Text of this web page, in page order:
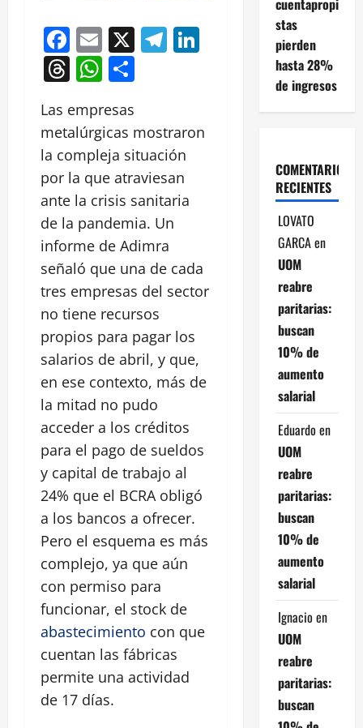
Facebook
Email
X Telegram
LinkedIn
Threads
WhatsApp
Las empresas
metalúrgicas mostraron
la compleja situación
por la que atraviesan
ante la crisis sanitaria
de la pandemia. Un
informe de Adimra
señaló que una de cada
tres empresas del sector
no tiene recursos
propios para pagar los
salarios de abril, y que,
en ese contexto, más de
la mitad no pudo
acceder a los créditos
para el pago de sueldos
y capital de trabajo al
24% que el BCRA obligó
a los bancos a ofrecer.
Pero el esquema es más
complejo, ya que aún
con permiso para
funcionar, el stock de
abastecimiento con que
cuentan las fábricas
permite una actividad
de 17 días.
stas
pierden
hasta 28%
de ingresos
COMENTARIOS
RECIENTES
LOVATO
GARCAen
UOM
reabre
paritarias:
buscan
10% de
aumento
salarial
Eduardo en
UOM
reabre
paritarias:
buscan
10% de
aumento
salarial
Ignacio en
UOM
reabre
paritarias:
buscan